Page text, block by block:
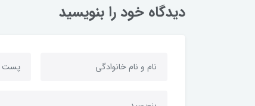
دیدگاه خود را بنویسید